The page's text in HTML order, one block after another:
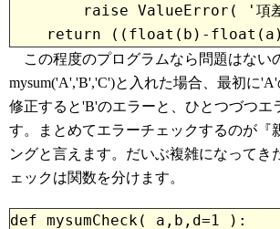
raise ValueError( '項差
return ((float(b)-
この程度のプログラムなら問題はない
mysum('A','B','C')と入れた場合、最初に
修正すると'B'のエラーと、ひとつづつエ
す。まとめてエラーチェックするのが『
ングと言えます。だいぶ複雑になってき
ェックは関数を分けます。
def mysumCheck( a,b,d=1 ):